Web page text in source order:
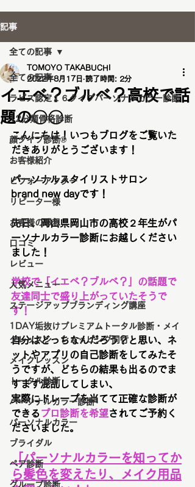
記事
全ての記事
ラピス認定１６タイプパーソナルカラー診断
12分類骨格診断
顔タイプ診断®️
お客様紹介
ビフォーアフター
リピーター様
お客様の感想
口コミ
レビュー
人気メニュー
ステージアップブランディング講座
1DAY垢抜けプレミアムトータル診断・メイ
クレッスン・ショッピング同行
メイクレッスン
トータル診断
パーソナルカラー診断
パーソナルカラー
ブライダル
ペア診断
グループ診断
全ての記事
イエベ？ブルベ？高校で話
題の〇〇
TOMOYO TAKABUCHI
2022年8月17日 読了時間: 2分
こんにちは！いつもブログをご覧いた
だきありがとうございます！
パーソナルスタイリストサロン
brand new dayです！
先日、岡山県岡山市の高校２年生がパ
ーソナルカラー診断にお越しください
ました！
学校で「イエベ？ブルベ？」の話題で
友達同士で盛り上がっていたそうで
す！
自分はどっちなんだろう？と思い、ネ
ットやアプリの自己診断をしてみたそ
うですが、どちらの結果も出るのでま
すます混乱してしまい、
実際にドレープを当てて正確な診断が
できる プロ診断を希望されてご予約く
ださいました。
「パーソナルカラーを知ってか
ら髪色を変えたり、メイク用品